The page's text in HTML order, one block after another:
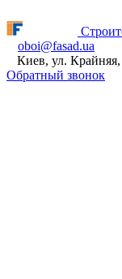
oboi@fasad.ua
Киев, ул.
Обратный звонок